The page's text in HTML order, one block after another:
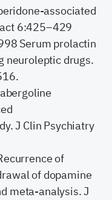
associated
6:425–429
Serum prolactin
neuroleptic drugs.
J Clin Psychiatry
of
of dopamine
meta-analysis. J